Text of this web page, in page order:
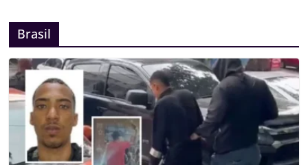
Brasil